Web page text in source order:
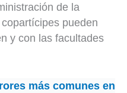
de la
pueden
y con las facultades
más comunes en